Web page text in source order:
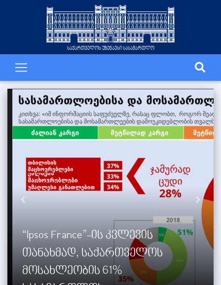
საქართველოს უზენაესი სასამართლო
საქართველოს უზენაესი
სასამართლოს პლენუმის
სხდომა
Previous Next